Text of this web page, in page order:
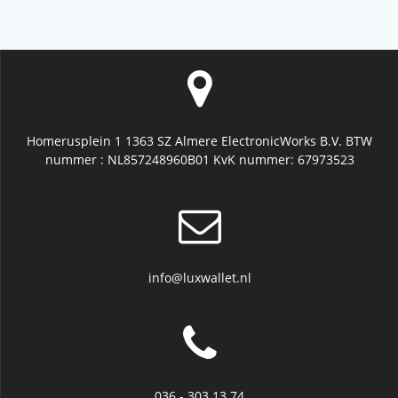
Homerusplein 1 1363 SZ Almere ElectronicWorks B.V. BTW
nummer : NL857248960B01 KvK nummer: 67973523
info@luxwallet.nl